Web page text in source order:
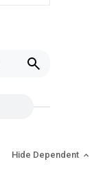
Hide Dependent